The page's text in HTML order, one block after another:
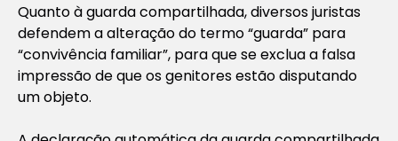
Quanto à guarda compartilhada, diversos juristas
defendem a alteração do termo “guarda” para
“convivência familiar”, para que se exclua a falsa
impressão de que os genitores estão disputando
um objeto.